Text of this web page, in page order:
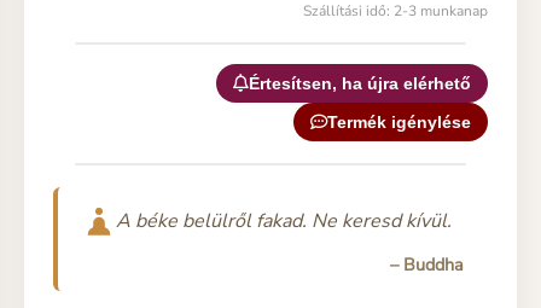
Szállítási idő: 2-3 munkanap
Értesítsen, ha újra elérhető
Termék igénylése
A béke belülről fakad. Ne keresd kívül.
– Buddha